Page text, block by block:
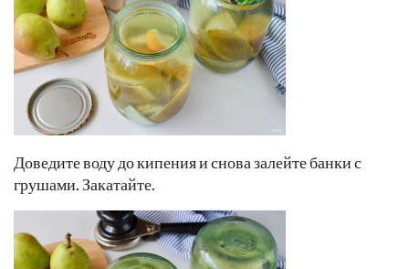
Доведите воду до кипения и снова залейте банки с
грушами. Закатайте.